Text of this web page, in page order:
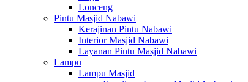
Lonceng
Pintu Masjid Nabawi
Kerajinan Pintu Nabawi
Interior Masjid Nabawi
Layanan Pintu Masjid Nabawi
Lampu
Lampu Masjid